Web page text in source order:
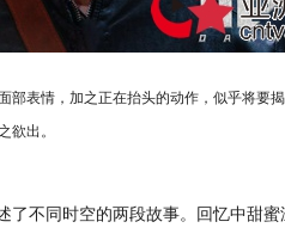
表情，加之正在抬头的动作，似乎将要
欲出。
不同时空的两段故事。回忆中甜蜜